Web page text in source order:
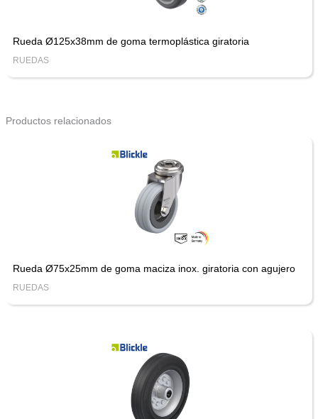
Rueda Ø125x38mm de goma termoplástica giratoria
RUEDAS
Productos relacionados
Rueda Ø75x25mm de goma maciza inox. giratoria con agujero
RUEDAS